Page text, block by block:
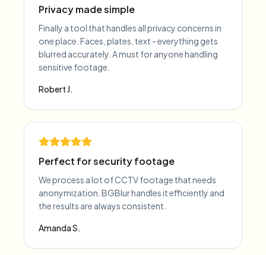
Privacy made simple
Finally a tool that handles all privacy concerns in
one place. Faces, plates, text - everything gets
blurred accurately. A must for anyone handling
sensitive footage.
Robert J.
Perfect for security footage
We process a lot of CCTV footage that needs
anonymization. BGBlur handles it efficiently and
the results are always consistent.
Amanda S.